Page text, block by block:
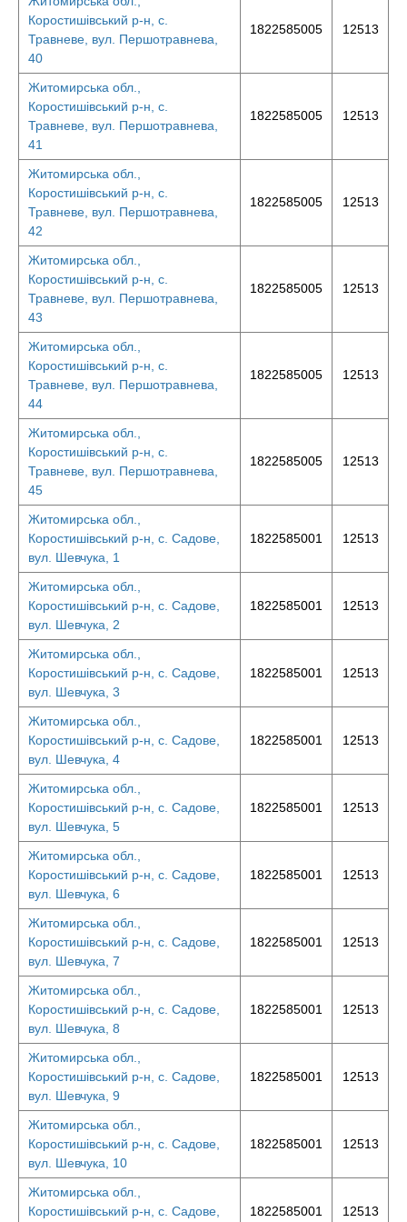
Коростишівський р-н, с.
Травневе, вул. Першотравнева,
40
1822585005 12513
Житомирська обл.,
Коростишівський р-н, с.
Травневе, вул. Першотравнева,
41
1822585005 12513
Житомирська обл.,
Коростишівський р-н, с.
Травневе, вул. Першотравнева,
42
1822585005 12513
Житомирська обл.,
Коростишівський р-н, с.
Травневе, вул. Першотравнева,
43
1822585005 12513
Житомирська обл.,
Коростишівський р-н, с.
Травневе, вул. Першотравнева,
44
1822585005 12513
Житомирська обл.,
Коростишівський р-н, с.
Травневе, вул. Першотравнева,
45
1822585005 12513
Житомирська обл.,
Коростишівський р-н, с. Садове,
вул. Шевчука, 1
1822585001 12513
Житомирська обл.,
Коростишівський р-н, с. Садове,
вул. Шевчука, 2
1822585001 12513
Житомирська обл.,
Коростишівський р-н, с. Садове,
вул. Шевчука, 3
1822585001 12513
Житомирська обл.,
Коростишівський р-н, с. Садове,
вул. Шевчука, 4
1822585001 12513
Житомирська обл.,
Коростишівський р-н, с. Садове,
вул. Шевчука, 5
1822585001 12513
Житомирська обл.,
Коростишівський р-н, с. Садове,
вул. Шевчука, 6
1822585001 12513
Житомирська обл.,
Коростишівський р-н, с. Садове,
вул. Шевчука, 7
1822585001 12513
Житомирська обл.,
Коростишівський р-н, с. Садове,
вул. Шевчука, 8
1822585001 12513
Житомирська обл.,
Коростишівський р-н, с. Садове,
вул. Шевчука, 9
1822585001 12513
Житомирська обл.,
Коростишівський р-н, с. Садове,
вул. Шевчука, 10
1822585001 12513
Житомирська обл.,
Коростишівський р-н, с. Садове,
1822585001 12513